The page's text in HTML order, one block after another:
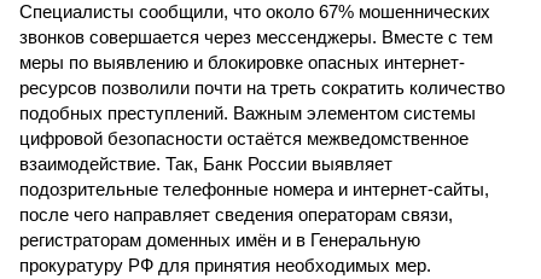
Специалисты сообщили, что около 67% мошеннических
звонков совершается через мессенджеры. Вместе с тем
меры по выявлению и блокировке опасных интернет-
ресурсов позволили почти на треть сократить количество
подобных преступлений. Важным элементом системы
цифровой безопасности остаётся межведомственное
взаимодействие. Так, Банк России выявляет
подозрительные телефонные номера и интернет-сайты,
после чего направляет сведения операторам связи,
регистраторам доменных имён и в Генеральную
прокуратуру РФ для принятия необходимых мер.